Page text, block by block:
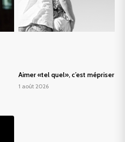
Aimer «tel quel», c’est mépriser
1 août 2026